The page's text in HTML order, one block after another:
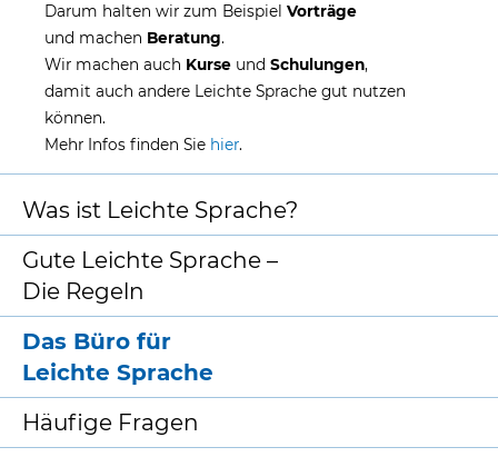
Was ist Leichte Sprache?
Gute Leichte Sprache –
Die Regeln
Das Büro für
Leichte Sprache
Häufige Fragen
Darum halten wir zum Beispiel Vorträge
und machen Beratung.
Wir machen auch Kurse und Schulungen,
damit auch andere Leichte Sprache gut nutzen
können.
Mehr Infos finden Sie hier.